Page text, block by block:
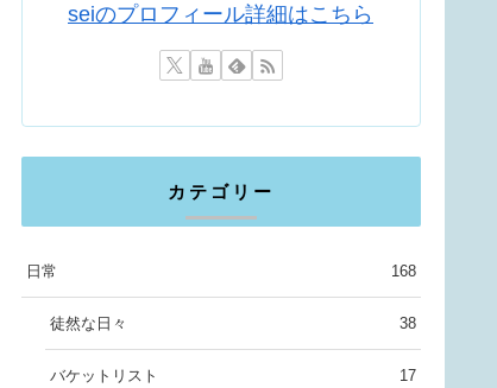
seiのプロフィール詳細はこちら
カテゴリー
日常 168
徒然な日々 38
バケットリスト 17